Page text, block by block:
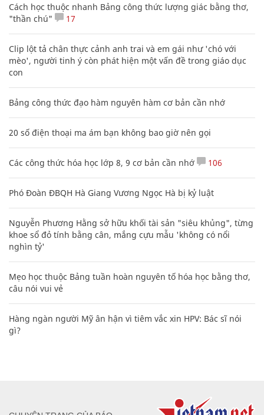
Cách học thuộc nhanh Bảng công thức lượng giác bằng thơ,
"thần chú"
17
Clip lột tả chân thực cảnh anh trai và em gái như 'chó với
mèo', người tinh ý còn phát hiện một vấn đề trong giáo dục
con
Bảng công thức đạo hàm nguyên hàm cơ bản cần nhớ
20 số điện thoại ma ám bạn không bao giờ nên gọi
Các công thức hóa học lớp 8, 9 cơ bản cần nhớ 106
Phó Đoàn ĐBQH Hà Giang Vương Ngọc Hà bị kỷ luật
Nguyễn Phương Hằng sở hữu khối tài sản "siêu khủng", từng
khoe sổ đỏ tính bằng cân, mắng cựu mẫu 'không có nổi
nghìn tỷ'
Mẹo học thuộc Bảng tuần hoàn nguyên tố hóa học bằng thơ,
câu nói vui vẻ
Hàng ngàn người Mỹ ân hận vì tiêm vắc xin HPV: Bác sĩ nói
gì?